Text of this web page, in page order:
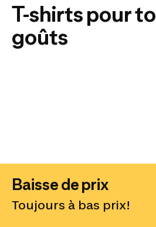
T-shirts pour
goûts
Baisse de prix
Toujours à bas prix!